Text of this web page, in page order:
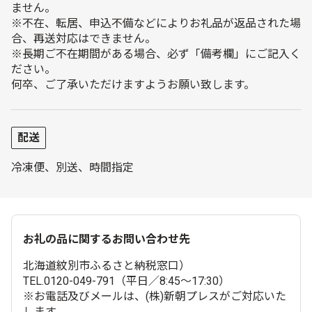
ません。
※不在、転居、申込不備などによりお礼品が返品された場
合、再送対応はできません。
※長期ご不在期間がある場合、必ず「備考欄」にご記入く
ださい。
何卒、ご了承いただけますようお願い致します。
配送
冷凍便、別送、時間指定
お礼の品に関するお問い合わせ先
北海道紋別市ふるさと納税窓口）
TEL.0120-049-791（平日／8:45〜17:30）
※お電話及びメールは、(株)新朝プレスがご対応いた